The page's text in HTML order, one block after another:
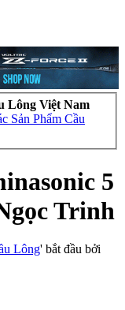
Lông Việt Nam
Sản Phẩm Cầu
5
Trinh
Lông' bắt đầu bởi